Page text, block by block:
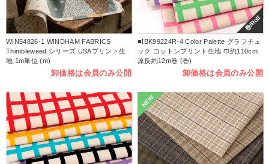
WIN54826-1 WINDHAM FABRICS
Thimbleweed シリーズ USAプリント生
地 1m単位 (m)
卸価格は会員のみ公開
巻/Roll
■IBK99224R-4 Color Palette グラフチェ
ック コットンプリント生地 巾約110cm
原反約12m巻 (巻)
卸価格は会員のみ公開
NEW